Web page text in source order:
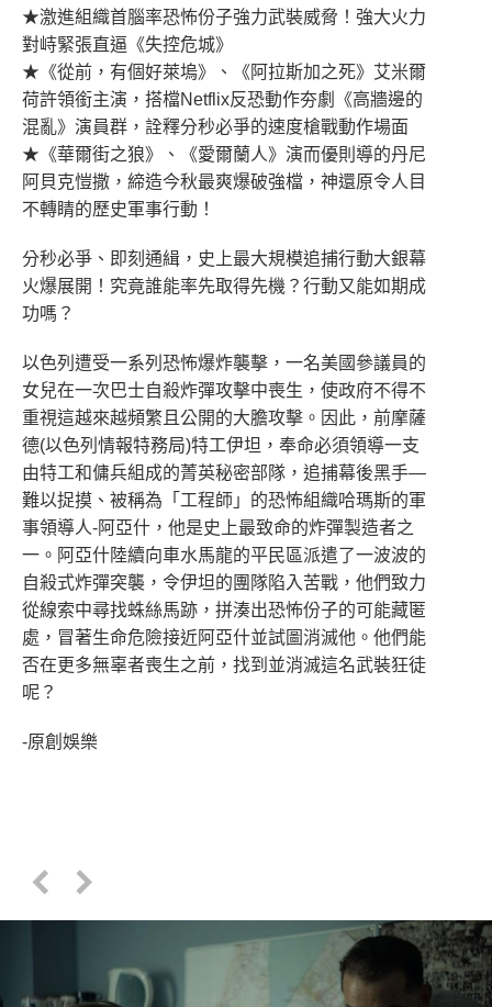
★激進組織首腦率恐怖份子強力武裝威脅！強大火力
對峙緊張直逼《失控危城》
★《從前，有個好萊塢》、《阿拉斯加之死》艾米爾
荷許領銜主演，搭檔Netflix反恐動作夯劇《高牆邊的
混亂》演員群，詮釋分秒必爭的速度槍戰動作場面
★《華爾街之狼》、《愛爾蘭人》演而優則導的丹尼
阿貝克愷撒，締造今秋最爽爆破強檔，神還原令人目
不轉睛的歷史軍事行動！
分秒必爭、即刻通緝，史上最大規模追捕行動大銀幕
火爆展開！究竟誰能率先取得先機？行動又能如期成
功嗎？
以色列遭受一系列恐怖爆炸襲擊，一名美國參議員的
女兒在一次巴士自殺炸彈攻擊中喪生，使政府不得不
重視這越來越頻繁且公開的大膽攻擊。因此，前摩薩
德(以色列情報特務局)特工伊坦，奉命必須領導一支
由特工和傭兵組成的菁英秘密部隊，追捕幕後黑手—
難以捉摸、被稱為「工程師」的恐怖組織哈瑪斯的軍
事領導人-阿亞什，他是史上最致命的炸彈製造者之
一。阿亞什陸續向車水馬龍的平民區派遣了一波波的
自殺式炸彈突襲，令伊坦的團隊陷入苦戰，他們致力
從線索中尋找蛛絲馬跡，拼湊出恐怖份子的可能藏匿
處，冒著生命危險接近阿亞什並試圖消滅他。他們能
否在更多無辜者喪生之前，找到並消滅這名武裝狂徒
呢？
-原創娛樂